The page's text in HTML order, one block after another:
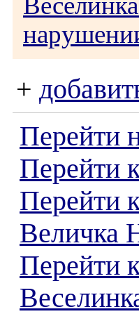
+
Перейти
Перейти
Перейти
Величка
Перейти